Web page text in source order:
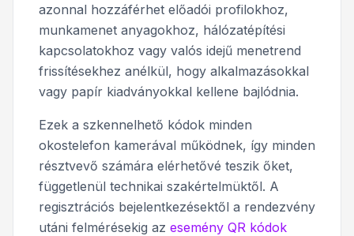
azonnal hozzáférhet előadói profilokhoz,
munkamenet anyagokhoz, hálózatépítési
kapcsolatokhoz vagy valós idejű menetrend
frissítésekhez anélkül, hogy alkalmazásokkal
vagy papír kiadványokkal kellene bajlódnia.
Ezek a szkennelhető kódok minden
okostelefon kamerával működnek, így minden
résztvevő számára elérhetővé teszik őket,
függetlenül technikai szakértelmüktől. A
regisztrációs bejelentkezésektől a rendezvény
utáni felmérésekig az esemény QR kódok